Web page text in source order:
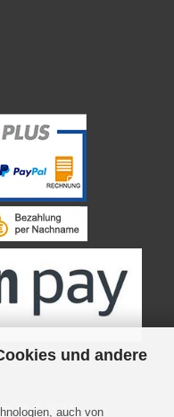
und andere
auch von
© 2023